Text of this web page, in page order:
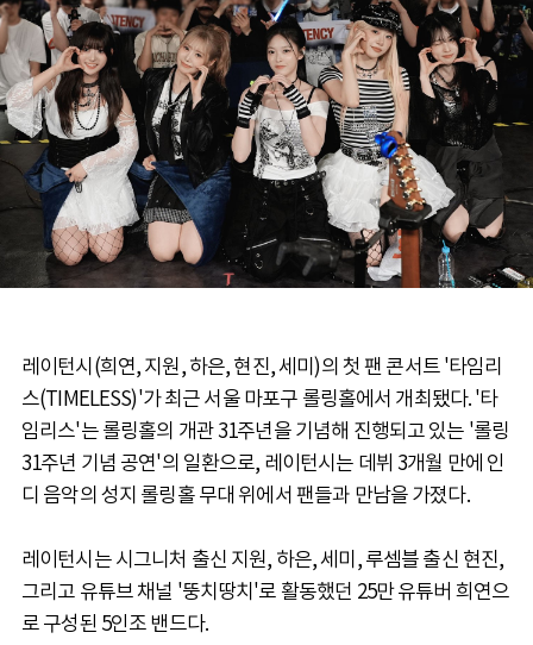
레이턴시(희연, 지원, 하은, 현진, 세미)의 첫 팬 콘서트 '타임리
스(TIMELESS)'가 최근 서울 마포구 롤링홀에서 개최됐다. '타
임리스'는 롤링홀의 개관 31주년을 기념해 진행되고 있는 '롤링
31주년 기념 공연'의 일환으로, 레이턴시는 데뷔 3개월 만에 인
디 음악의 성지 롤링홀 무대 위에서 팬들과 만남을 가졌다.
레이턴시는 시그니처 출신 지원, 하은, 세미, 루셈블 출신 현진,
그리고 유튜브 채널 '뚱치땅치'로 활동했던 25만 유튜버 희연으
로 구성된 5인조 밴드다.